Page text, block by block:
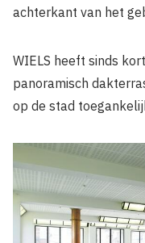
achterkant van het
WIELS heeft sinds
panoramisch
op de stad